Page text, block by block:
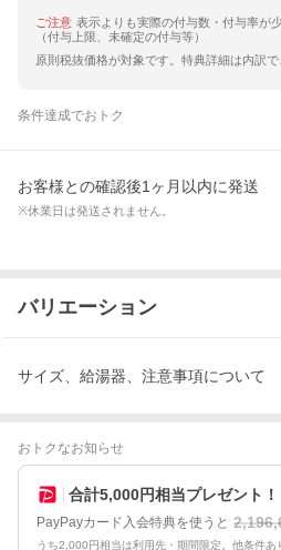
ご注意 表示よりも実際の付与数・付与率が
（付与上限、未確定の付与等）
原則税抜価格が対象です。特典詳細は内訳で
条件達成でおトク
お客様との確認後1ヶ月以内に発送
※休業日は発送されません。
バリエーション
サイズ、給湯器、注意事項について
おトクなお知らせ
合計5,000円相当プレゼント！
PayPayカード入会特典を使うと
うち2,000円相当は利用先・期間限定。他条件あ